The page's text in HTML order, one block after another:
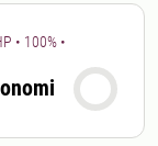
• 100% •